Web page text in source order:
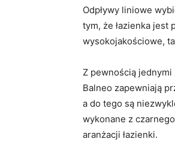
Odpływy liniowe
tym, że łazienka
wysokojakościowe,
Z pewnością jednymi
Balneo zapewniają
a do tego są
wykonane z
aranżacji łazienki.